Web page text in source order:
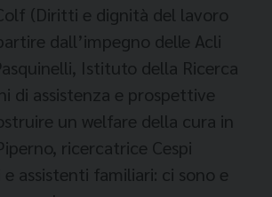
(Diritti e dignità del lavoro
dall’impegno delle Acli
Istituto della Ricerca
di assistenza e prospettive
un welfare della cura in
ricercatrice Cespi
assistenti familiari: ci sono e